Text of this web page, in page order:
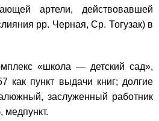
артели, действовавшей
рр. Черная, Ср. Тогузак) в
«школа — детский сад»,
как пункт выдачи книг; долгие
заслуженный работник